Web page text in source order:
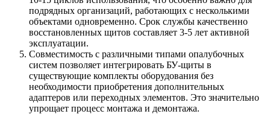
подрядных организаций, работающих с несколькими
объектами одновременно. Срок службы качественно
восстановленных щитов составляет 3-5 лет активной
эксплуатации.
Совместимость с различными типами опалубочных
систем позволяет интегрировать БУ-щиты в
существующие комплекты оборудования без
необходимости приобретения дополнительных
адаптеров или переходных элементов. Это значительно
упрощает процесс монтажа и демонтажа.